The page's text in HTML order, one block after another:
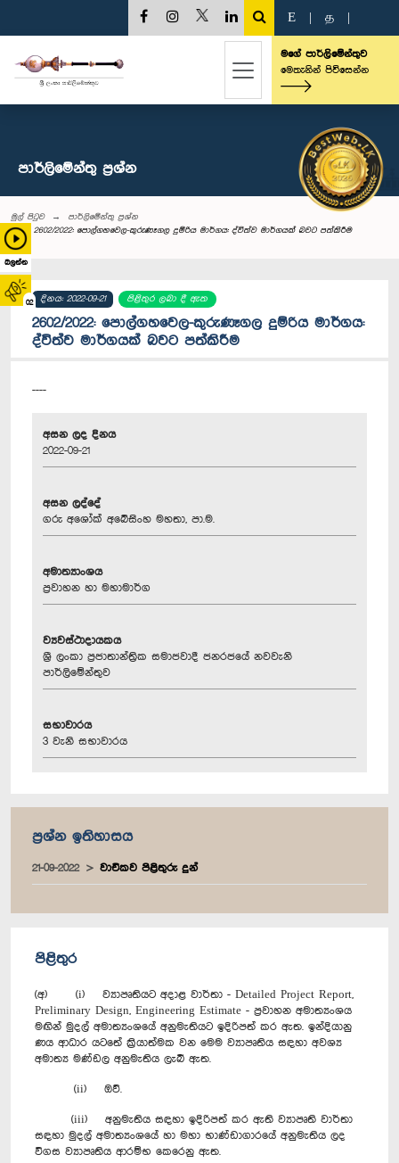
බලන්න
02
E த
මගේ පාර්ලිමේන්තුව
මෙතැනින් පිවිසෙන්න
පාර්ලි‌මේන්තු‌ ප්‍රශ්න
මුල් පිටුව
පාර්ලි‌මේන්තු‌ ප්‍රශ්න
2602/2022: පොල්ගහවෙල-කුරුණෑගල දුම්රිය මාර්ගය: ද්විත්ව මාර්ගයක් බවට පත්කිරීම
දිනය: 2022-09-21 පිළිතුර ලබා දී ඇත
2602/2022: පොල්ගහවෙල-කුරුණෑගල දුම්රිය මාර්ගය:
ද්විත්ව මාර්ගයක් බවට පත්කිරීම
----
අසන ලද දිනය
2022-09-21
අසන ලද්දේ
ගරු අශෝක් අබේසිංහ මහතා, පා.ම.
අමාත්‍යාංශය
ප්‍රවාහන හා මහාමාර්ග
ව්‍යවස්ථාදායකය
ශ්‍රී ලංකා ප්‍රජාතාන්ත්‍රික සමාජවාදී ජනරජයේ නවවැනි
පාර්ලිමේන්තුව
සභාවාරය
3 වැනි සභාවාරය
ප්‍රශ්න ඉතිහාසය
21-09-2022 වාචිකව පිළිතුරු දුන්
පිළිතුර
(අ) (i) ව්‍යාපෘතියට අදාළ වාර්තා - Detailed Project Report,
Preliminary Design, Engineering Estimate - ප්‍රවාහන අමාත්‍යංශය
මඟින් මුදල් අමාත්‍යංශයේ අනුමැතියට ඉදිරිපත් කර ඇත. ඉන්දියානු
ණය ආධාර යටතේ ක්‍රියාත්මක වන මෙම ව්‍යාපෘතිය සඳහා අවශ්‍ය
අමාත්‍ය මණ්ඩල අනුමැතිය ලැබී ඇත.
(ii) ඔව්.
(iii) අනුමැතිය සඳහා ඉදිරිපත් කර ඇති ව්‍යාපෘති වාර්තා
සඳහා මුදල් අමාත්‍යංශයේ හා මහා භාණ්ඩාගාරයේ අනුමැතිය ලද
විගස ව්‍යාපෘතිය ආරම්භ කෙරෙනු ඇත.